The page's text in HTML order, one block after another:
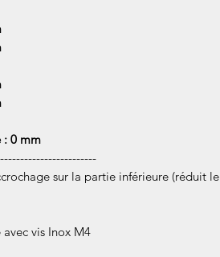
: 0 mm
sur la partie inférieure (réduit le
vis Inox M4